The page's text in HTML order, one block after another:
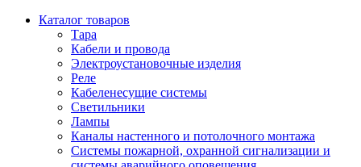
Каталог товаров
Тара
Кабели и провода
Электроустановочные изделия
Реле
Кабеленесущие системы
Светильники
Лампы
Каналы настенного и потолочного монтажа
Системы пожарной, охранной сигнализации и